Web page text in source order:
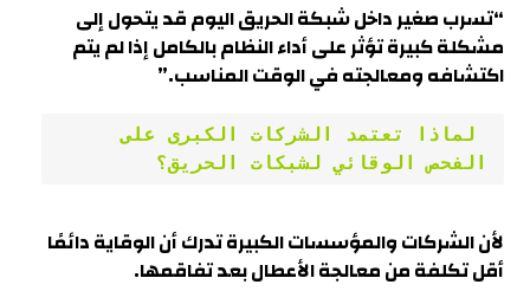
“تسرب صغير داخل شبكة الحريق اليوم قد يتحول إلى
مشكلة كبيرة تؤثر على أداء النظام بالكامل إذا لم يتم
اكتشافه ومعالجته في الوقت المناسب.”
لماذا تعتمد الشركات الكبرى على
الفحص الوقائي لشبكات الحريق؟
لأن الشركات والمؤسسات الكبيرة تدرك أن الوقاية دائمًا
أقل تكلفة من معالجة الأعطال بعد تفاقمها.